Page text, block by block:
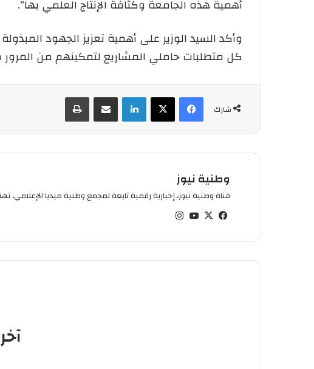
أهمية هذه الجامعة وكثافة الإنتاج العلمي بها”.
وأكد السيد الوزير على أهمية تعزيز الجهود
كل متطلبات حاملي المشاريع لتمكينهم من
شارك
فيسبوك لينكدإن شارك عبر الإيميل
وطنية نيوز
قناة وطنية نيوز، إخبارية رقمية تابعة لمجمع وطنية ميديا الإعلامي،
في
وك
‫X
‫You
e ام